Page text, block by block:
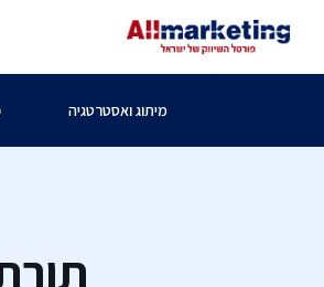
מיתוג ואסטרטגיה